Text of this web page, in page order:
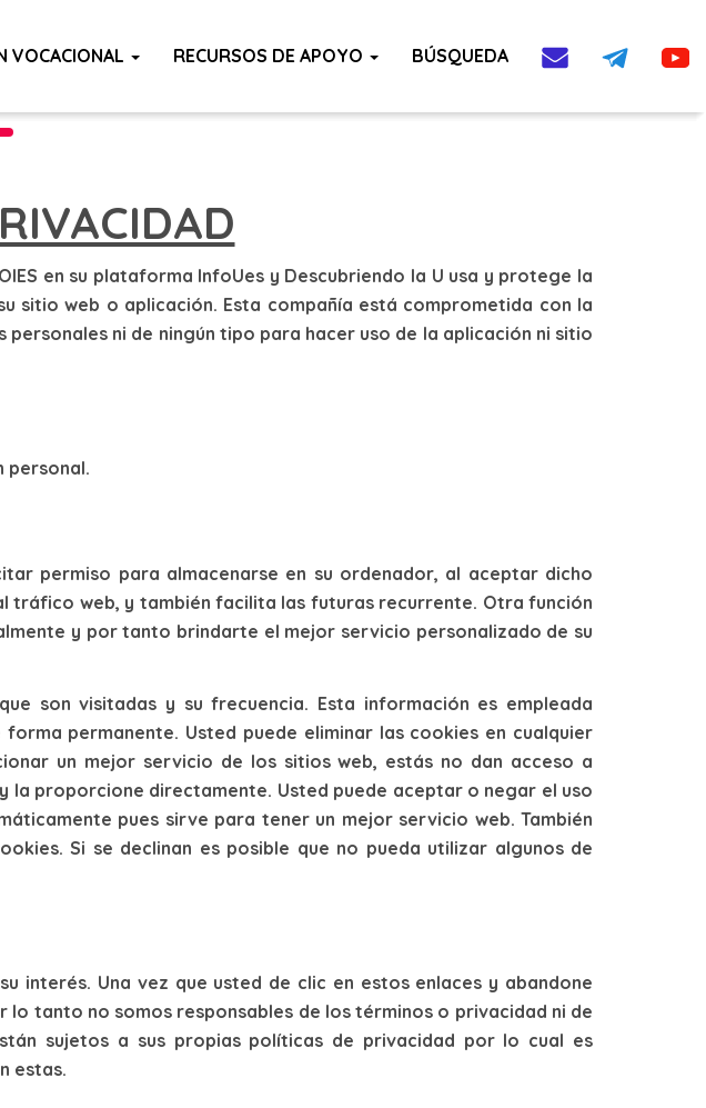
VOCACIONAL RECURSOS DE APOYO BÚSQUEDA
DE USO
en su plataforma InfoUes y Descubriendo la U usa y protege la
sitio web o aplicación. Esta compañía está comprometida con la
ni de ningún tipo para hacer uso de la aplicación ni sitio
personal.
permiso para almacenarse en su ordenador, al aceptar dicho
web, y también facilita las futuras recurrente. Otra función
y por tanto brindarte el mejor servicio personalizado de su
son visitadas y su frecuencia. Esta información es empleada
permanente. Usted puede eliminar las cookies en cualquier
un mejor servicio de los sitios web, estás no dan acceso a
la proporcione directamente. Usted puede aceptar o negar el uso
pues sirve para tener un mejor servicio web. También
Si se declinan es posible que no pueda utilizar algunos de
interés. Una vez que usted de clic en estos enlaces y abandone
tanto no somos responsables de los términos o privacidad ni de
sujetos a sus propias políticas de privacidad por lo cual es
estas.